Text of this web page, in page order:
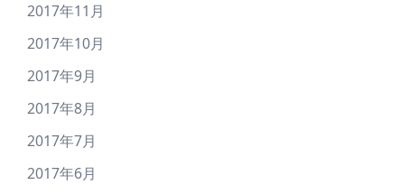
2017年11月
2017年10月
2017年9月
2017年8月
2017年7月
2017年6月